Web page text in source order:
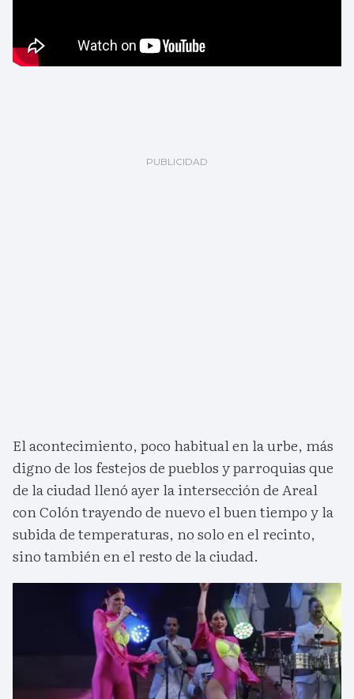
El acontecimiento, poco habitual en la urbe, más
digno de los festejos de pueblos y parroquias que
de la ciudad llenó ayer la intersección de Areal
con Colón trayendo de nuevo el buen tiempo y la
subida de temperaturas, no solo en el recinto,
sino también en el resto de la ciudad.